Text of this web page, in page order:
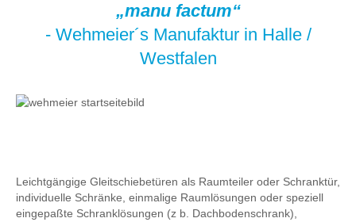
„manu factum“
- Wehmeier´s Manufaktur in Halle /
Westfalen
Leichtgängige Gleitschiebetüren als Raumteiler oder Schranktür,
individuelle Schränke, einmalige Raumlösungen oder speziell
eingepaßte Schranklösungen (z b. Dachbodenschrank),